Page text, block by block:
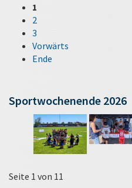
1
2
3
Vorwärts
Ende
Sportwochenende 2026
Seite 1 von 11